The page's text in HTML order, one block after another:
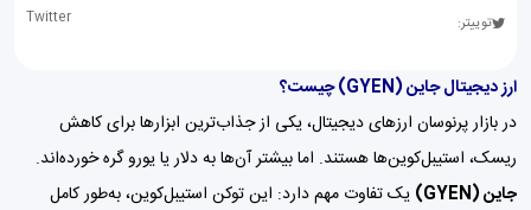
توییتر: Twitter
ارز دیجیتال جاین (GYEN) چیست؟
در بازار پرنوسان ارزهای دیجیتال، یکی از جذاب‌ترین ابزارها برای کاهش
ریسک، استیبل‌کوین‌ها هستند. اما بیشتر آن‌ها به دلار یا یورو گره خورده‌اند.
جاین (GYEN)
یک تفاوت مهم دارد: این توکن استیبل‌کوین، به‌طور کامل